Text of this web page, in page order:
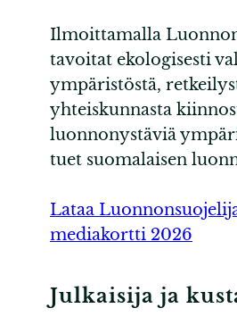
Ilmoittamalla
tavoitat ekologisesti
ympäristöstä,
yhteiskunnasta
luonnonystäviä
tuet suomalaisen
Lataa
mediakortti 2026
Julkaisija ja